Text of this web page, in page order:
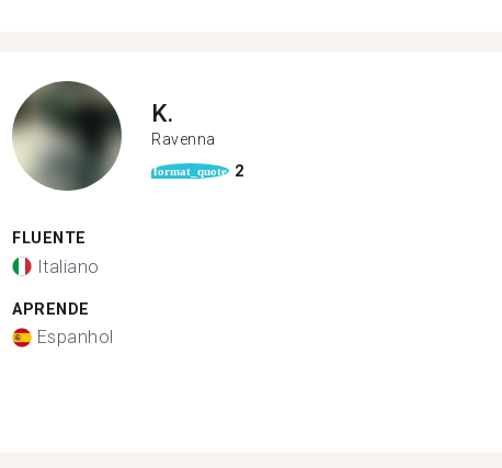
K.
Ravenna
format_quote 2
FLUENTE
Italiano
APRENDE
Espanhol